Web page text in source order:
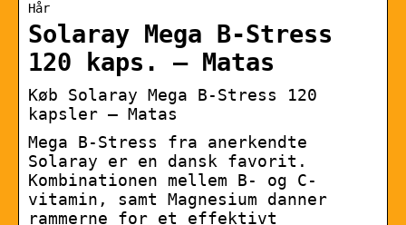
Hår
Solaray Mega B-Stress
120 kaps. – Matas
Køb Solaray Mega B-Stress 120
kapsler – Matas
Mega B-Stress fra anerkendte
Solaray er en dansk favorit.
Kombinationen mellem B- og C-
vitamin, samt Magnesium danner
rammerne for et effektivt